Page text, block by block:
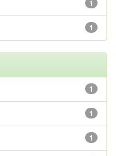
1
1
1
1
1